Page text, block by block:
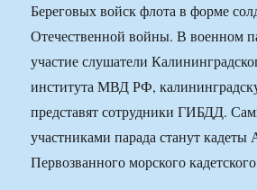
Береговых войск флота в форме
Отечественной войны. В военном
участие слушатели
института МВД РФ,
представят сотрудники ГИБДД.
участниками парада станут кадеты
Первозванного морского